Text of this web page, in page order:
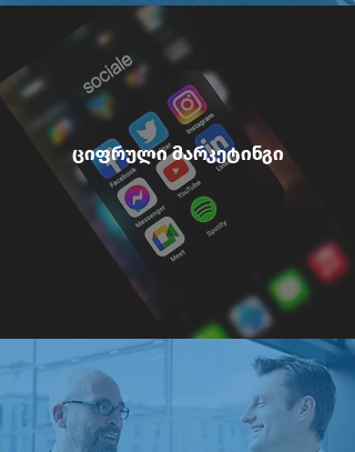
ციფრული მარკეტინგი